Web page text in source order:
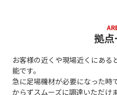
拠
お客様の近くや現場近くにある
能です。
急に足場機材が必要になった時
からずスムーズに調達いただけま